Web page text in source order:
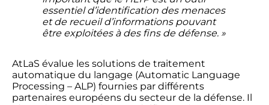
essentiel d’identification des menaces
et de recueil d’informations pouvant
être exploitées à des fins de défense. »
AtLaS évalue les solutions de traitement
automatique du langage (Automatic Language
Processing – ALP) fournies par différents
partenaires européens du secteur de la défense. Il